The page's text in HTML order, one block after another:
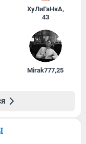
ХуЛиГаНкА,
43
Mirak777,25